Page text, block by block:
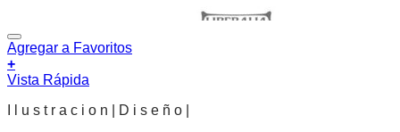
Agregar a Favoritos
+
Vista Rápida
I l u s t r a c i o n | D i s e ñ o |